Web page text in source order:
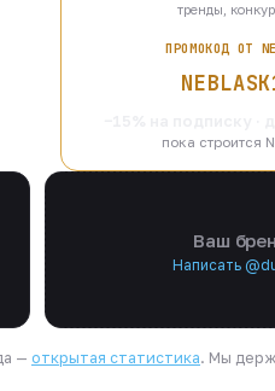
тренды,
ПРОМОКОД ОТ
пока строится
Ваш
Написать
— открытая статистика. Мы